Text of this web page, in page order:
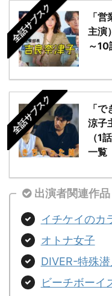
全話サブスク
「
主演
～
全話サブスク
「
涼子
（1
一覧
出演者関連作品
イチケイのカ
オトナ女子
DIVER-特殊
ビーチボーイ